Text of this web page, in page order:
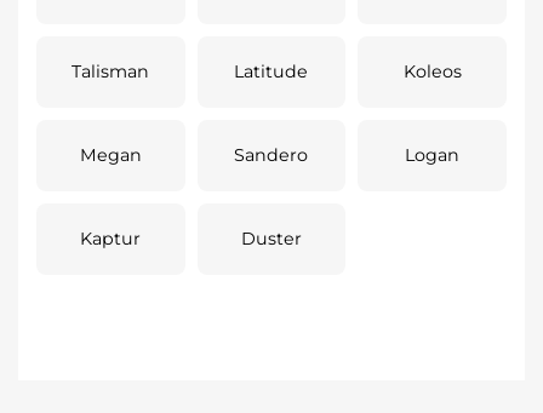
Talisman Latitude Koleos
Megan Sandero Logan
Kaptur Duster